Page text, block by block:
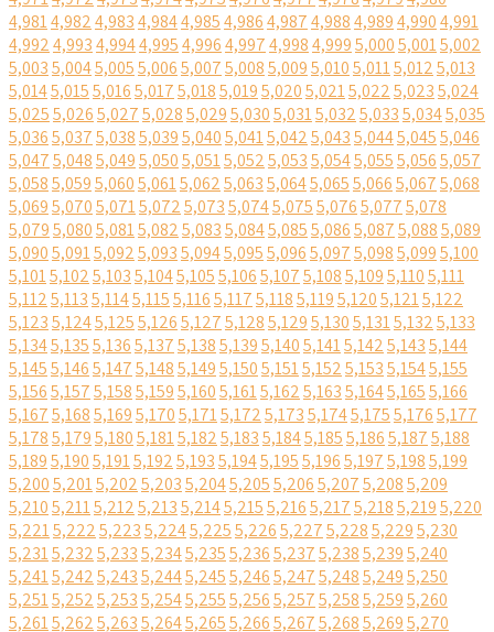
4,9814,9824,9834,9844,9854,9864,9874,9884,9894,9904,991
4,9924,9934,9944,9954,9964,9974,9984,9995,0005,0015,002
5,0035,0045,0055,0065,0075,0085,0095,0105,0115,0125,013
5,0145,0155,0165,0175,0185,0195,0205,0215,0225,0235,024
5,0255,0265,0275,0285,0295,0305,0315,0325,0335,0345,035
5,0365,0375,0385,0395,0405,0415,0425,0435,0445,0455,046
5,0475,0485,0495,0505,0515,0525,0535,0545,0555,0565,057
5,0585,0595,0605,0615,0625,0635,0645,0655,0665,0675,068
5,0695,0705,0715,0725,0735,0745,0755,0765,0775,078
5,0795,0805,0815,0825,0835,0845,0855,0865,0875,0885,089
5,0905,0915,0925,0935,0945,0955,0965,0975,0985,0995,100
5,1015,1025,1035,1045,1055,1065,1075,1085,1095,1105,111
5,1125,1135,1145,1155,1165,1175,1185,1195,1205,1215,122
5,1235,1245,1255,1265,1275,1285,1295,1305,1315,1325,133
5,1345,1355,1365,1375,1385,1395,1405,1415,1425,1435,144
5,1455,1465,1475,1485,1495,1505,1515,1525,1535,1545,155
5,1565,1575,1585,1595,1605,1615,1625,1635,1645,1655,166
5,1675,1685,1695,1705,1715,1725,1735,1745,1755,1765,177
5,1785,1795,1805,1815,1825,1835,1845,1855,1865,1875,188
5,1895,1905,1915,1925,1935,1945,1955,1965,1975,1985,199
5,2005,2015,2025,2035,2045,2055,2065,2075,2085,209
5,2105,2115,2125,2135,2145,2155,2165,2175,2185,2195,220
5,2215,2225,2235,2245,2255,2265,2275,2285,2295,230
5,2315,2325,2335,2345,2355,2365,2375,2385,2395,240
5,2415,2425,2435,2445,2455,2465,2475,2485,2495,250
5,2515,2525,2535,2545,2555,2565,2575,2585,2595,260
5,2615,2625,2635,2645,2655,2665,2675,2685,2695,270